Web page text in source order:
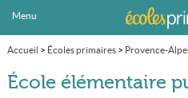
Menu
Accueil > Écoles primaires> Provence-
Cagnes-sur-Mer>École élémentaire
École élémentaire